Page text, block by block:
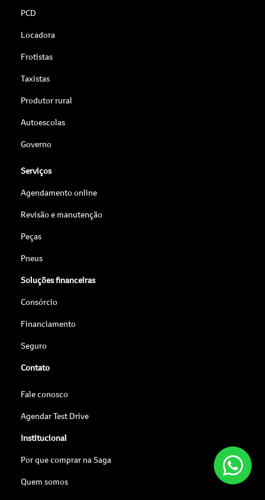
PCD
Locadora
Frotistas
Taxistas
Produtor rural
Autoescolas
Governo
Serviços
Agendamento online
Revisão e manutenção
Peças
Pneus
Soluções financeiras
Consórcio
Financiamento
Seguro
Contato
Fale conosco
Agendar Test Drive
Institucional
Por que comprar na Saga
Quem somos